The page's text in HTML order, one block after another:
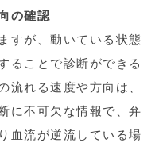
の確認
すが、動いている状態
ることで診断ができる
流れる速度や方向は、
に不可欠な情報で、弁
血流が逆流している場